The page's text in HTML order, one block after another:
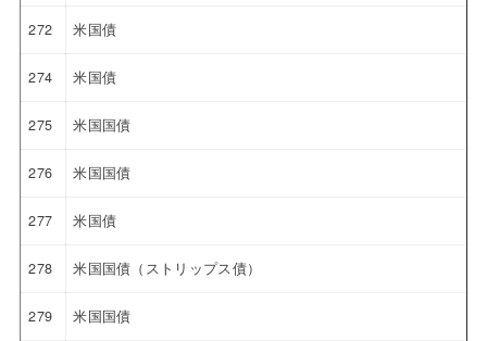
272 米国債
274 米国債
275 米国国債
276 米国国債
277 米国債
278 米国国債（ストリップス債）
279 米国国債